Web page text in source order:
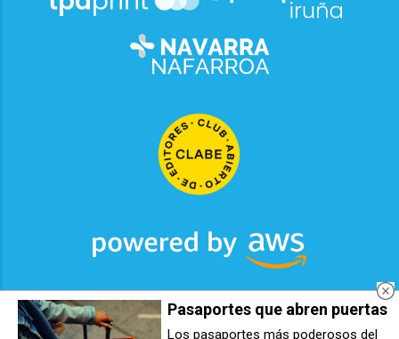
2026 © Grupo Comunikaze
Pasaportes que abren puertas
Los pasaportes más poderosos del